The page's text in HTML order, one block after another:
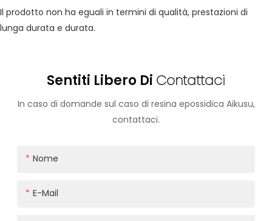
Il prodotto non ha eguali in termini di qualità, prestazioni di
lunga durata e durata.
Sentiti Libero Di Contattaci
In caso di domande sul caso di resina epossidica Aikusu,
contattaci.
Nome
E-Mail